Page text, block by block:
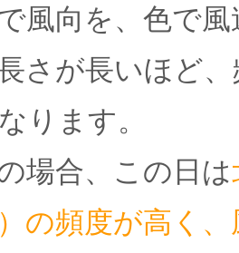
風向を、色で
さが長いほど
ります。
場合、この日は
の頻度が高く